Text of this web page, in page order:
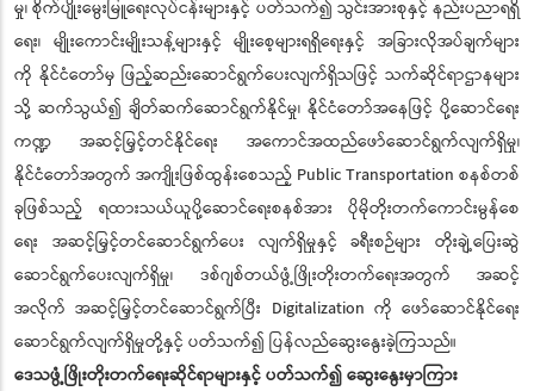
မှု၊ စိုက်ပျိုးမွေးမြူရေးလုပ်ငန်းများနှင့် ပတ်သက်၍ သွင်းအားစုနှင့် နည်းပညာရရှိ
ရေး၊ မျိုးကောင်းမျိုးသန့်များနှင့် မျိုးစေ့များရရှိရေးနှင့် အခြားလိုအပ်ချက်များ
ကို နိုင်ငံတော်မှ ဖြည့်ဆည်းဆောင်ရွက်ပေးလျက်ရှိသဖြင့် သက်ဆိုင်ရာဌာနများ
သို့ ဆက်သွယ်၍ ချိတ်ဆက်ဆောင်ရွက်နိုင်မှု၊ နိုင်ငံတော်အနေဖြင့် ပို့ဆောင်ရေး
ကဏ္ဍ အဆင့်မြှင့်တင်နိုင်ရေး အကောင်အထည်ဖော်ဆောင်ရွက်လျက်ရှိမှု၊
နိုင်ငံတော်အတွက် အကျိုးဖြစ်ထွန်းစေသည့် Public Transportation စနစ်တစ်
ခုဖြစ်သည့် ရထားသယ်ယူပို့ဆောင်ရေးစနစ်အား ပိုမိုတိုးတက်ကောင်းမွန်စေ
ရေး အဆင့်မြှင့်တင်ဆောင်ရွက်ပေး လျက်ရှိမှုနှင့် ခရီးစဉ်များ တိုးချဲ့ပြေးဆွဲ
ဆောင်ရွက်ပေးလျက်ရှိမှု၊ ဒစ်ဂျစ်တယ်ဖွံ့ဖြိုးတိုးတက်ရေးအတွက် အဆင့်
အလိုက် အဆင့်မြှင့်တင်ဆောင်ရွက်ပြီး Digitalization ကို ဖော်ဆောင်နိုင်ရေး
ဆောင်ရွက်လျက်ရှိမှုတို့နှင့် ပတ်သက်၍ ပြန်လည်ဆွေးနွေးခဲ့ကြသည်။
ဒေသဖွံ့ဖြိုးတိုးတက်ရေးဆိုင်ရာများနှင့် ပတ်သက်၍ ဆွေးနွေးမှာကြား